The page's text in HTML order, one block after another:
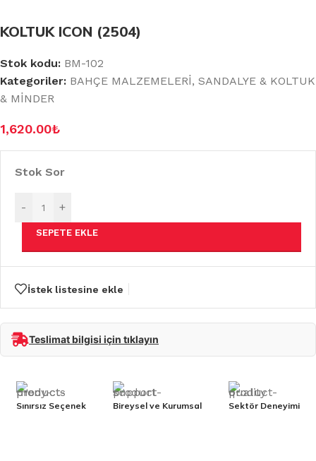
KOLTUK ICON (2504)
Stok kodu: BM-102
Kategoriler: BAHÇE MALZEMELERİ, SANDALYE & KOLTUK
& MİNDER
1,620.00₺
Stok Sor
- +
SEPETE EKLE
İstek listesine ekle
Teslimat bilgisi için tıklayın
Sınırsız Seçenek Bireysel ve Kurumsal Sektör Deneyimi